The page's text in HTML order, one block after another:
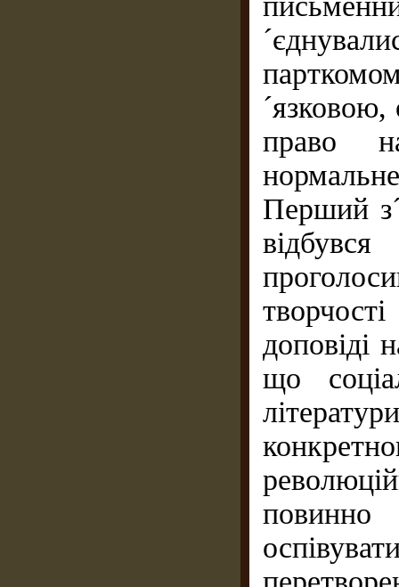
право
Перший
доповіді
що
повинно